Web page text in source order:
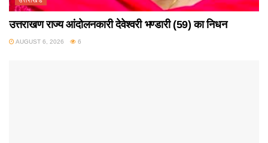
उत्तराखण राज्य आंदोलनकारी देवेश्वरी भण्डारी (59) का निधन
AUGUST 6, 2026 6